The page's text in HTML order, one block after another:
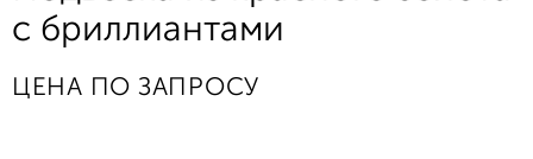
с бриллиантами
ЦЕНА ПО ЗАПРОСУ